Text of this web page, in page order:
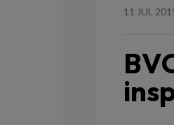
11 JUL